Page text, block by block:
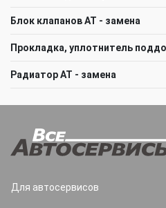
Блок клапанов АТ - замена
Прокладка, уплотнитель
Радиатор АТ - замена
Для автосервисов